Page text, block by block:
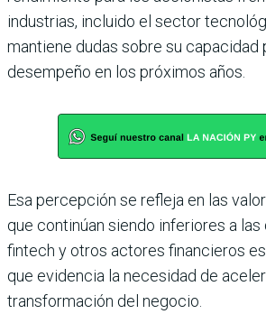
industrias, incluido el sector
mantiene dudas sobre su capacidad
desempeño en los próximos años.
Esa percepción se refleja en las
que continúan siendo inferiores a
fintech y otros actores financieros
que evidencia la necesidad de
transformación del negocio.